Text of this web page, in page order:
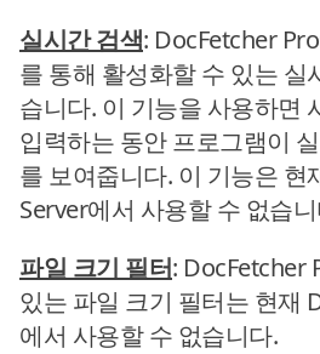
실시간 검색: DocFetcher
를 통해 활성화할 수 있는 실
습니다. 이 기능을 사용하면
입력하는 동안 프로그램이
를 보여줍니다. 이 기능은 현
Server에서 사용할 수 없습
파일 크기 필터: DocFetcher
있는 파일 크기 필터는 현재
에서 사용할 수 없습니다.